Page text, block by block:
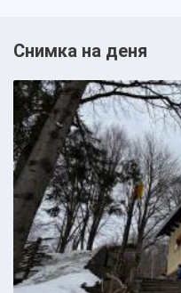
Снимка на деня